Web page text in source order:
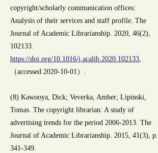
copyright/scholarly communication offices:
Analysis of their services and staff profile. The
Journal of Academic Librarianship. 2020, 46(2),
102133.
https://doi.org/10.1016/j.acalib.2020.102133,
（accessed 2020-10-01）.
(8) Kawooya, Dick; Veverka, Amber; Lipinski,
Tomas. The copyright librarian: A study of
advertising trends for the period 2006-2013. The
Journal of Academic Librarianship. 2015, 41(3), p.
341-349.